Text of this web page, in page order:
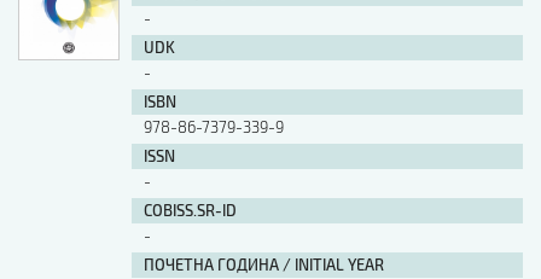
-
UDK
-
ISBN
978-86-7379-339-9
ISSN
-
COBISS.SR-ID
-
ПОЧЕТНА ГОДИНА / INITIAL YEAR